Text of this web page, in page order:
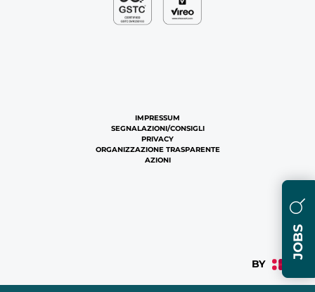
IMPRESSUM
SEGNALAZIONI/CONSIGLI
PRIVACY
ORGANIZZAZIONE TRASPARENTE
AZIONI
JOBS